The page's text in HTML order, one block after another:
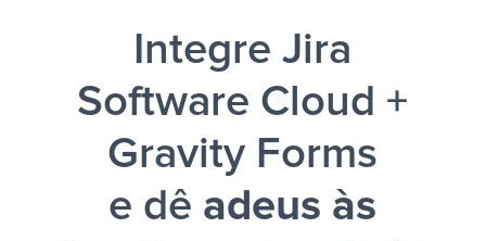
Integre Jira
Software Cloud +
Gravity Forms
e dê adeus às